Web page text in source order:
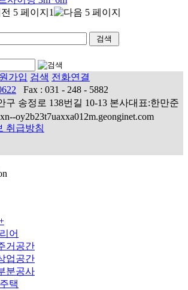
1
가입 검색 전화연결
Fax : 031 - 248 - 5882
구 송정로 138번길 10-13 본사대표:한만준
oy2b23t7uaxxa012m.geonginet.com
취급방침
어
거공간
업공간
분공사
택